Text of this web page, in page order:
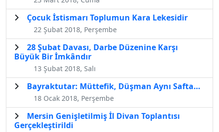
Çocuk İstismarı Toplumun Kara Lekesidir
22 Şubat 2018, Perşembe
28 Şubat Davası, Darbe Düzenine Karşı
Büyük Bir İmkândır
13 Şubat 2018, Salı
Bayraktutar: Müttefik, Düşman Aynı Safta…
18 Ocak 2018, Perşembe
Mersin Genişletilmiş İl Divan Toplantısı
Gerçekleştirildi